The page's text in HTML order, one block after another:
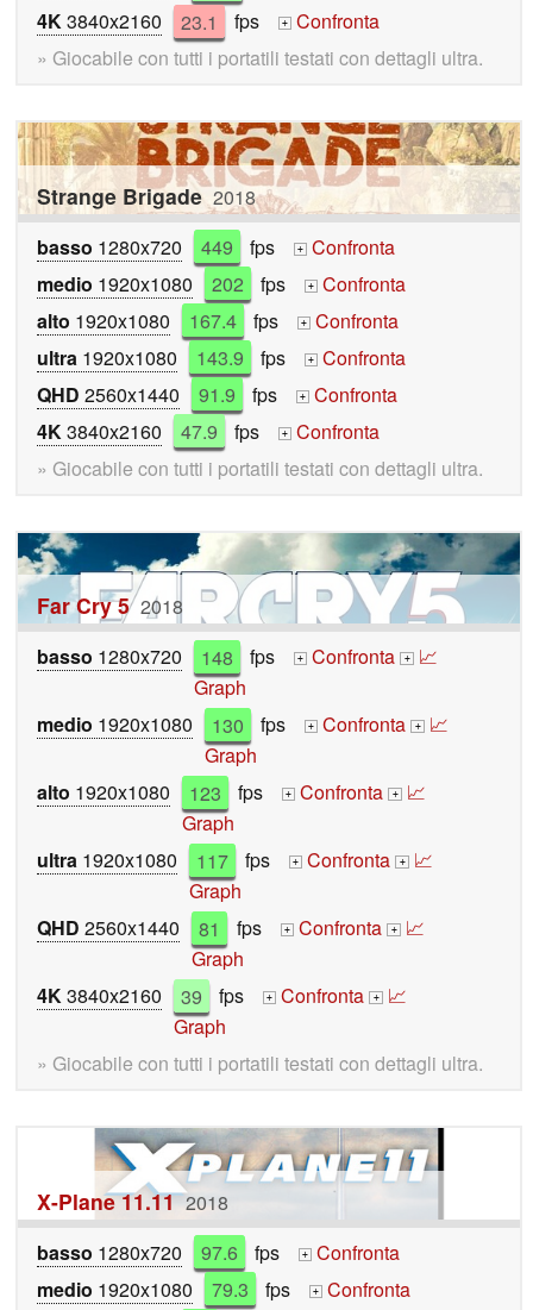
4K3840x2160 23.1 fps +
Confronta
» Giocabile con tutti i portatili testati con dettagli ultra.
Strange Brigade 2018
basso 1280x720 449 fps +
Confronta
medio 1920x1080 202 fps +
Confronta
alto 1920x1080 167.4 fps +
Confronta
ultra 1920x1080 143.9 fps +
Confronta
QHD 2560x1440 91.9 fps +
Confronta
4K3840x2160 47.9 fps +
Confronta
» Giocabile con tutti i portatili testati con dettagli ultra.
Far Cry 5 2018
basso 1280x720 148 fps + Confronta + 📈
Graph
medio 1920x1080 130 fps + Confronta + 📈
Graph
alto 1920x1080 123 fps + Confronta + 📈
Graph
ultra 1920x1080 117 fps + Confronta + 📈
Graph
QHD 2560x1440 81 fps + Confronta + 📈
Graph
4K3840x2160 39 fps + Confronta + 📈
Graph
» Giocabile con tutti i portatili testati con dettagli ultra.
X-Plane 11.11 2018
basso 1280x720 97.6 fps +
Confronta
medio 1920x1080 79.3 fps +
Confronta